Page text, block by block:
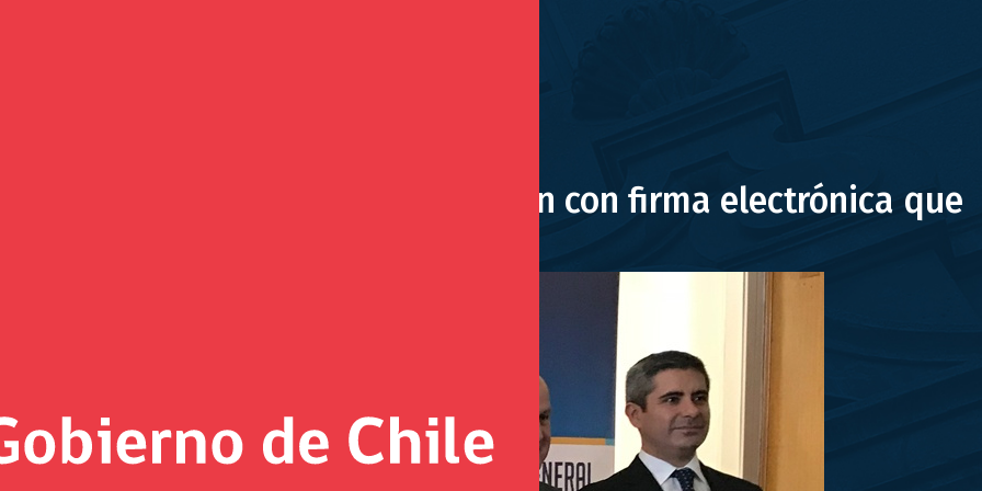
innovador formulario de licitación con firma electrónica que
de 61 toneladas